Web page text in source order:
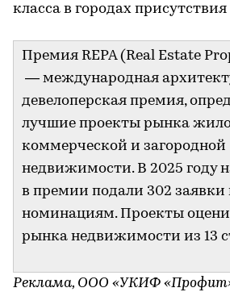
класса в городах
Премия REPA (Real Estate
— международная
девелоперская премия,
лучшие проекты рынка
коммерческой и загородной
недвижимости. В 2025 году
в премии подали 302 заявки
номинациям. Проекты
рынка недвижимости из 13
Реклама, ООО «УКИФ